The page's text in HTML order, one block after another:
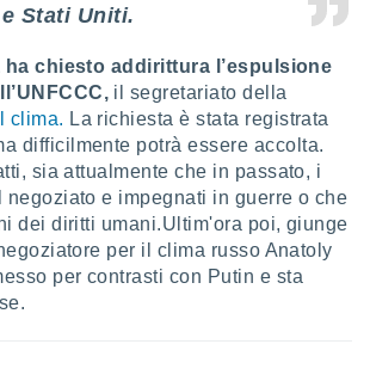
Stati Uniti.
ha chiesto addirittura l’espulsione
il segretariato della
clima. La richiesta è stata registrata
difficilmente potrà essere accolta.
sia attualmente che in passato, i
negoziato e impegnati in guerre o che
dei diritti umani.Ultim'ora poi, giunge
per il clima russo Anatoly
per contrasti con Putin e sta